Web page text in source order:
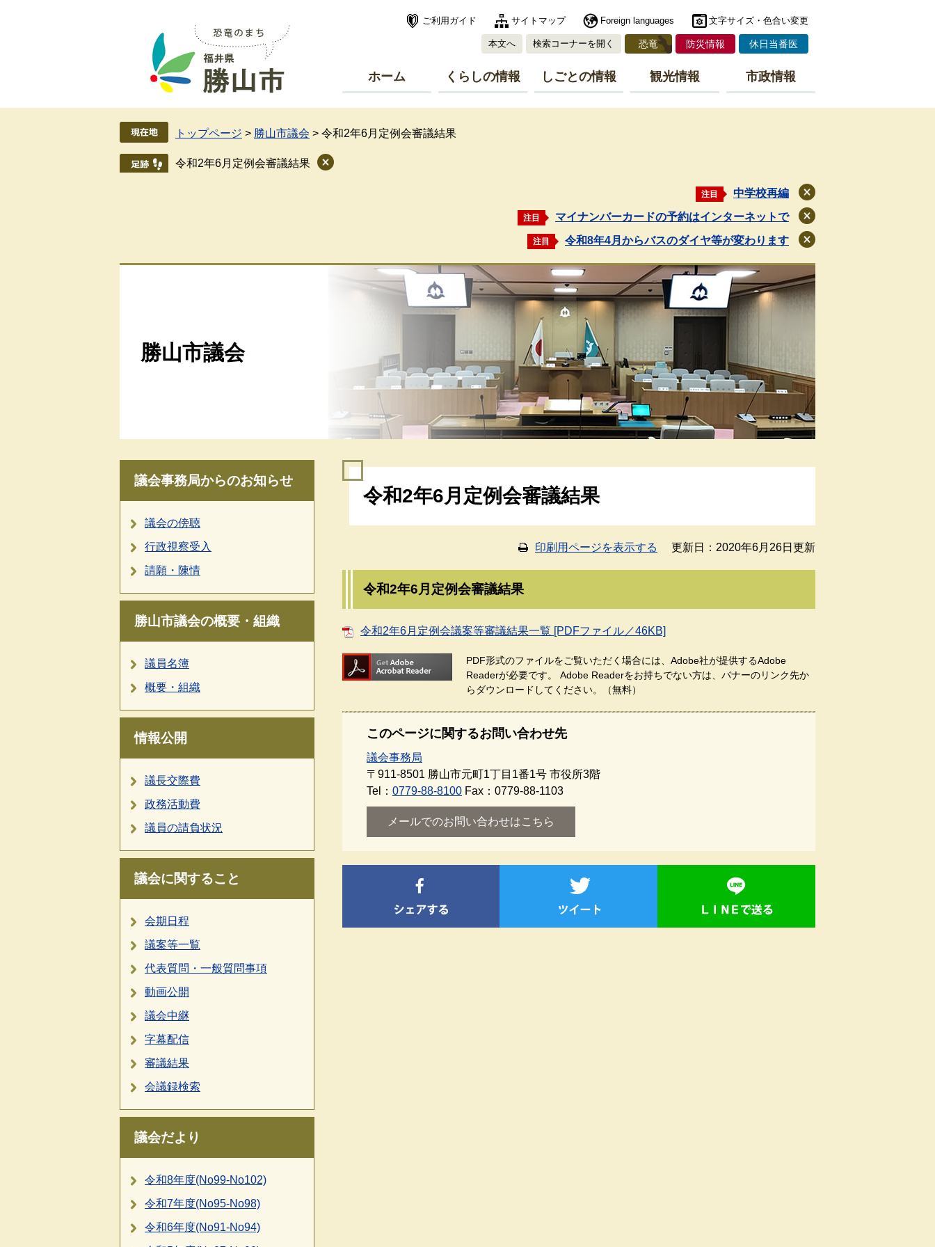
で
ば
ご利用ガイド サイトマップ Foreign languages 文字サイズ・色合い変更
本文へ 検索コーナーを開く 恐竜 防災情報 休日当番医
ホーム くらしの情報 しごとの情報 観光情報 市政情報
トップページ > 勝山市議会 > 令和2年6月定例会審議結果
令和2年6月定例会審議結果
注目 中学校再編
閉
じ
る
注目 マイナンバーカードの予約はインターネットで
閉
じ
る
注目 令和8年4月からバスのダイヤ等が変わります
閉
勝山市議会
議会事務局からのお知らせ
議会の傍聴
行政視察受入
請願・陳情
勝山市議会の概要・組織
議員名簿
概要・組織
情報公開
議長交際費
政務活動費
議員の請負状況
議会に関すること
会期日程
議案等一覧
代表質問・一般質問事項
動画公開
議会中継
字幕配信
審議結果
会議録検索
議会だより
令和8年度(No99-No102)
令和7年度(No95-No98)
令和6年度(No91-No94)
令和2年6月定例会審議結果
印刷用ページを表示する 更新日：2020年6月26日更新
令和2年6月定例会審議結果
令和2年6月定例会議案等審議結果一覧 [PDFファイル／46KB]
PDF形式のファイルをご覧いただく場合には、Adobe社が提供するAdobe
Readerが必要です。
Adobe Readerをお持ちでない方は、バナーのリンク先か
らダウンロードしてください。（無料）
このページに関するお問い合わせ先
議会事務局
〒911-8501 勝山市元町1丁目1番1号 市役所3階
Tel： 0779-88-8100 Fax：0779-88-1103
メールでのお問い合わせはこちら